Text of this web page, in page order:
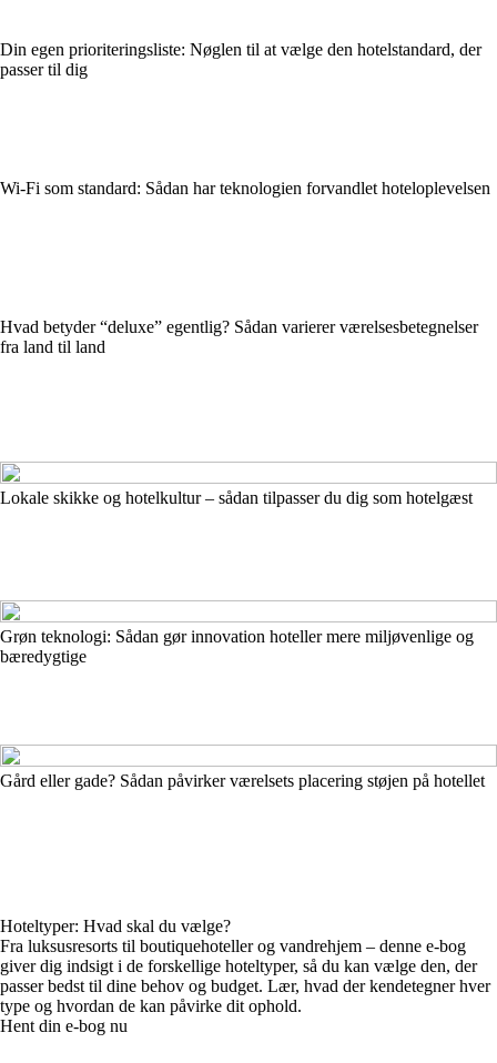
Din egen prioriteringsliste: Nøglen til at vælge den hotelstandard, der
passer til dig
Wi-Fi som standard: Sådan har teknologien forvandlet hoteloplevelsen
Hvad betyder “deluxe” egentlig? Sådan varierer værelsesbetegnelser
fra land til land
Lokale skikke og hotelkultur – sådan tilpasser du dig som hotelgæst
Grøn teknologi: Sådan gør innovation hoteller mere miljøvenlige og
bæredygtige
Gård eller gade? Sådan påvirker værelsets placering støjen på hotellet
Hoteltyper: Hvad skal du vælge?
Fra luksusresorts til boutiquehoteller og vandrehjem – denne e-bog
giver dig indsigt i de forskellige hoteltyper, så du kan vælge den, der
passer bedst til dine behov og budget. Lær, hvad der kendetegner hver
type og hvordan de kan påvirke dit ophold.
Hent din e-bog nu